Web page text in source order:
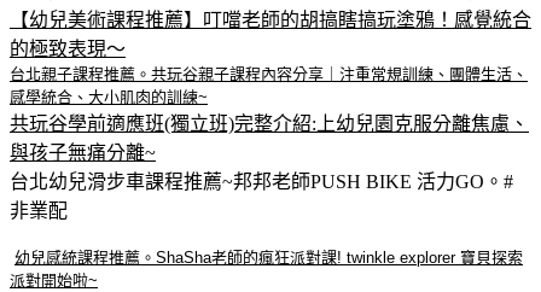
【幼兒美術課程推薦】叮噹老師的胡搞瞎搞玩塗鴉！感覺統合
的極致表現～
台北親子課程推薦。共玩谷親子課程內容分享｜注重常規訓練、團體生活、
感學統合、大小肌肉的訓練~
共玩谷學前適應班(獨立班)完整介紹:上幼兒園克服分離焦慮、
與孩子無痛分離~
台北幼兒滑步車課程推薦~邦邦老師PUSH BIKE 活力GO。#
非業配
幼兒感統課程推薦。ShaSha老師的瘋狂派對課! twinkle explorer 寶貝探索
派對開始啦~